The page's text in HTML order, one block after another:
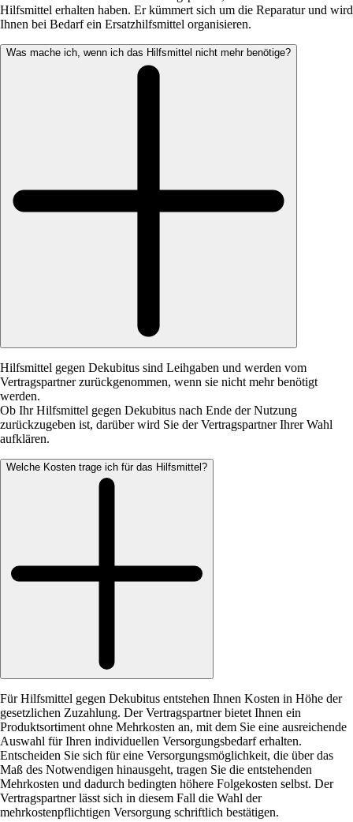
Hilfsmittel erhalten haben. Er kümmert sich um die Reparatur und wird
Ihnen bei Bedarf ein Ersatzhilfsmittel organisieren.
Was mache ich, wenn ich das Hilfsmittel nicht mehr benötige?
Hilfsmittel gegen Dekubitus sind Leihgaben und werden vom
Vertragspartner zurückgenommen, wenn sie nicht mehr benötigt
werden.
Ob Ihr Hilfsmittel gegen Dekubitus nach Ende der Nutzung
zurückzugeben ist, darüber wird Sie der Vertragspartner Ihrer Wahl
aufklären.
Welche Kosten trage ich für das Hilfsmittel?
Für Hilfsmittel gegen Dekubitus entstehen Ihnen Kosten in Höhe der
gesetzlichen Zuzahlung. Der Vertragspartner bietet Ihnen ein
Produktsortiment ohne Mehrkosten an, mit dem Sie eine ausreichende
Auswahl für Ihren individuellen Versorgungsbedarf erhalten.
Entscheiden Sie sich für eine Versorgungsmöglichkeit, die über das
Maß des Notwendigen hinausgeht, tragen Sie die entstehenden
Mehrkosten und dadurch bedingten höhere Folgekosten selbst. Der
Vertragspartner lässt sich in diesem Fall die Wahl der
mehrkostenpflichtigen Versorgung schriftlich bestätigen.